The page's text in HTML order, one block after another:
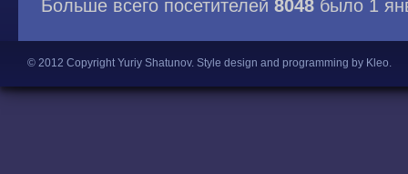
Больше всего посетителей 8048 было 1
© 2012 Copyright Yuriy Shatunov. Style design and programming by Kleo.